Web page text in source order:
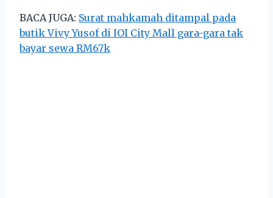
BACA JUGA: Surat mahkamah ditampal pada
butik Vivy Yusof di IOI City Mall gara-gara tak
bayar sewa RM67k